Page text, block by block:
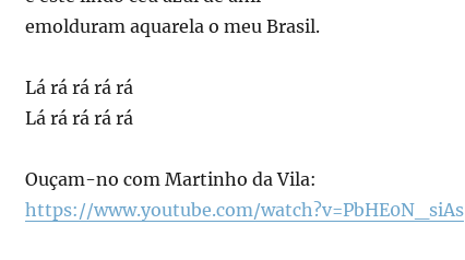
emolduram aquarela o meu Brasil.
Lá rá rá rá rá
Lá rá rá rá rá
Ouçam-no com Martinho da Vila:
https://www.youtube.com/watch?v=PbHE0N_siAs